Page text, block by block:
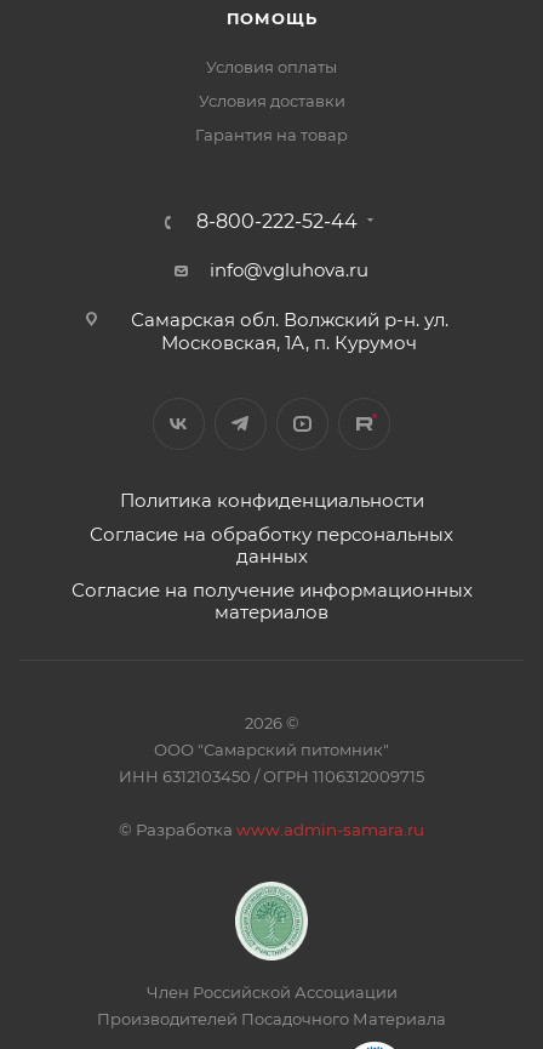
ПОМОЩЬ
Условия оплаты
Условия доставки
Гарантия на товар
8-800-222-52-44
info@vgluhova.ru
Самарская обл. Волжский р-н. ул.
Московская, 1А, п. Курумоч
Политика конфиденциальности
Согласие на обработку персональных
данных
Согласие на получение информационных
материалов
2026 ©
ООО "Самарский питомник"
ИНН 6312103450 / ОГРН 1106312009715
© Разработка www.admin-samara.ru
Член Российской Ассоциации
Производителей Посадочного Материала